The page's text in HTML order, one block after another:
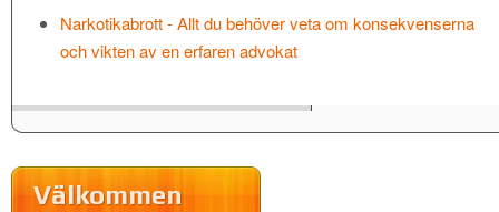
Narkotikabrott - Allt du behöver veta om konsekvenserna
och vikten av en erfaren advokat
Välkommen